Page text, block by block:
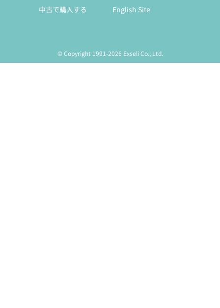
中古で購入する
English Site
© Copyright 1991-2026 Exseli Co., Ltd.